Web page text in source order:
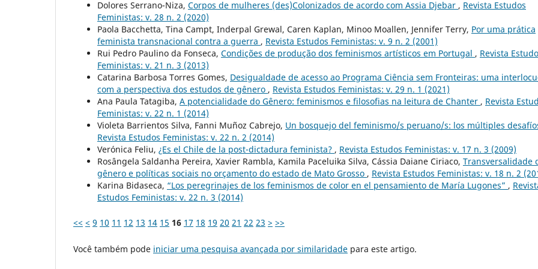
Dolores Serrano-Niza, Corpos de mulheres (des)Colonizados de acordo com Assia Djebar , Revista Estudos
Feministas: v. 28 n. 2 (2020)
Paola Bacchetta, Tina Campt, Inderpal Grewal, Caren Kaplan, Minoo Moallen, Jennifer Terry, Por uma prática
feminista transnacional contra a guerra , Revista Estudos Feministas: v. 9 n. 2 (2001)
Rui Pedro Paulino da Fonseca, Condições de produção dos feminismos artísticos em Portugal , Revista
Feministas: v. 21 n. 3 (2013)
Catarina Barbosa Torres Gomes, Desigualdade de acesso ao Programa Ciência sem Fronteiras: uma
com a perspectiva dos estudos de gênero , Revista Estudos Feministas: v. 29 n. 1 (2021)
Ana Paula Tatagiba, A potencialidade do Gênero: feminismos e filosofias na leitura de Chanter , Revista
Feministas: v. 22 n. 1 (2014)
Violeta Barrientos Silva, Fanni Muñoz Cabrejo, Un bosquejo del feminismo/s peruano/s: los múltiples
Revista Estudos Feministas: v. 22 n. 2 (2014)
Verónica Feliu, ¿Es el Chile de la post-dictadura feminista? , Revista Estudos Feministas: v. 17 n. 3 (2009)
Rosângela Saldanha Pereira, Xavier Rambla, Kamila Paceluika Silva, Cássia Daiane Ciriaco, Transversalidade
gênero e políticas sociais no orçamento do estado de Mato Grosso , Revista Estudos Feministas: v. 18 n. 2
Karina Bidaseca, “Los peregrinajes de los feminismos de color en el pensamiento de María Lugones” ,
Estudos Feministas: v. 22 n. 3 (2014)
<< < 9 10 11 12 13 14 15 16 17 18 19 20 21 22 23 > >>
Você também pode iniciar uma pesquisa avançada por similaridade para este artigo.